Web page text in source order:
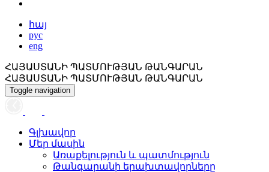
հայ
рус
eng
ՀԱՅԱՍՏԱՆԻ ՊԱՏՄՈՒԹՅԱՆ ԹԱՆԳԱՐԱՆ
ՀԱՅԱՍՏԱՆԻ ՊԱՏՄՈՒԹՅԱՆ ԹԱՆԳԱՐԱՆ
Toggle navigation
Գլխավոր
Մեր մասին
Առաքելություն և պատմություն
Թանգարանի երախտավորները